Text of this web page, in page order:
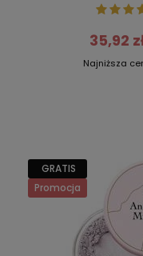
35,92
Najniższa
GRATIS
Promocja